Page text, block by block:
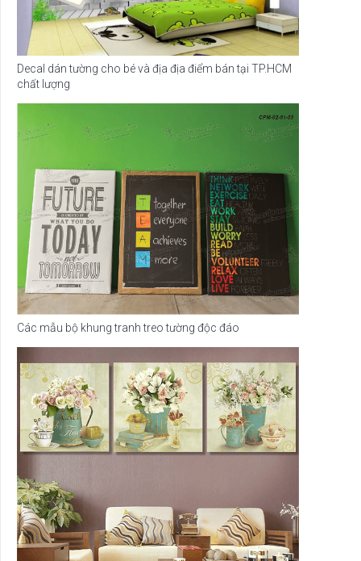
Decal dán tường cho bé và địa địa điểm bán tại TP.HCM
chất lượng
Các mẫu bộ khung tranh treo tường độc đáo